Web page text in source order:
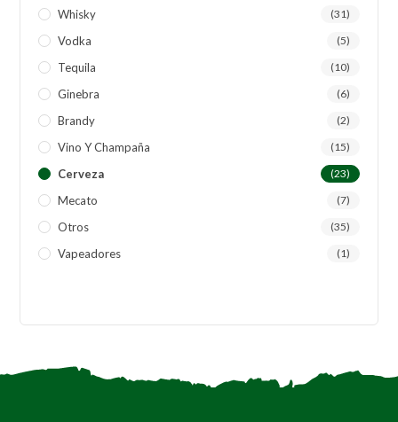
Whisky (31)
Vodka (5)
Tequila (10)
Ginebra (6)
Brandy (2)
Vino Y Champaña (15)
Cerveza (23)
Mecato (7)
Otros (35)
Vapeadores (1)